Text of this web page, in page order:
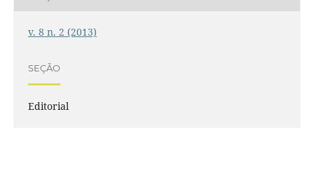
v. 8 n. 2 (2013)
SEÇÃO
Editorial